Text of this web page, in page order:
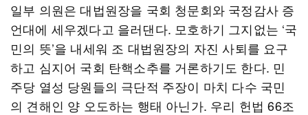
일부 의원은 대법원장을 국회 청문회와 국정감사 증
언대에 세우겠다고 을러댄다. 모호하기 그지없는 ‘국
민의 뜻’을 내세워 조 대법원장의 자진 사퇴를 요구
하고 심지어 국회 탄핵소추를 거론하기도 한다. 민
주당 열성 당원들의 극단적 주장이 마치 다수 국민
의 견해인 양 오도하는 행태 아닌가. 우리 헌법 66조